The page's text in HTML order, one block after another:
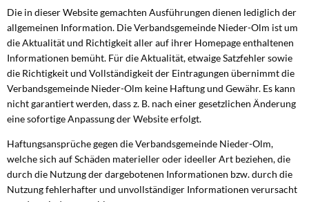
Die in dieser Website gemachten Ausführungen dienen lediglich der
allgemeinen Information. Die Verbandsgemeinde Nieder-Olm ist um
die Aktualität und Richtigkeit aller auf ihrer Homepage enthaltenen
Informationen bemüht. Für die Aktualität, etwaige Satzfehler sowie
die Richtigkeit und Vollständigkeit der Eintragungen übernimmt die
Verbandsgemeinde Nieder-Olm keine Haftung und Gewähr. Es kann
nicht garantiert werden, dass z. B. nach einer gesetzlichen Änderung
eine sofortige Anpassung der Website erfolgt.
Haftungsansprüche gegen die Verbandsgemeinde Nieder-Olm,
welche sich auf Schäden materieller oder ideeller Art beziehen, die
durch die Nutzung der dargebotenen Informationen bzw. durch die
Nutzung fehlerhafter und unvollständiger Informationen verursacht